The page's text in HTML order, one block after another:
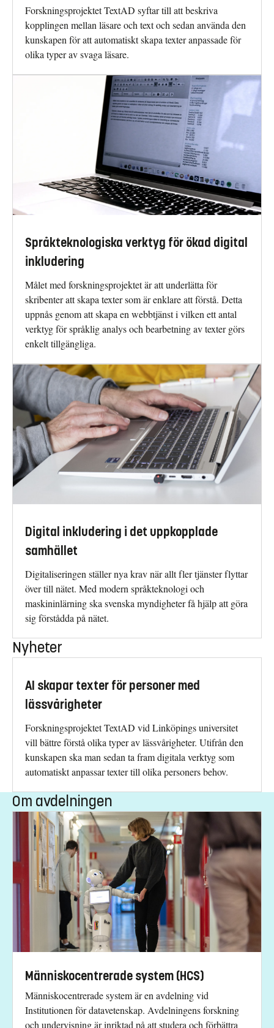
Forskningsprojektet TextAD syftar till att beskriva
kopplingen mellan läsare och text och sedan använda den
kunskapen för att automatiskt skapa texter anpassade för
olika typer av svaga läsare.
Språkteknologiska verktyg för ökad digital
inkludering
Målet med forskningsprojektet är att underlätta för
skribenter att skapa texter som är enklare att förstå. Detta
uppnås genom att skapa en webbtjänst i vilken ett antal
verktyg för språklig analys och bearbetning av texter görs
enkelt tillgängliga.
Digital inkludering i det uppkopplade
samhället
Digitaliseringen ställer nya krav när allt fler tjänster flyttar
över till nätet. Med modern språkteknologi och
maskininlärning ska svenska myndigheter få hjälp att göra
sig förstådda på nätet.
Nyheter
AI skapar texter för personer med
lässvårigheter
Forskningsprojektet TextAD vid Linköpings universitet
vill bättre förstå olika typer av lässvårigheter. Utifrån den
kunskapen ska man sedan ta fram digitala verktyg som
automatiskt anpassar texter till olika personers behov.
Om avdelningen
Människocentrerade system (HCS)
Människocentrerade system är en avdelning vid
Institutionen för datavetenskap. Avdelningens forskning
och undervisning är inriktad på att studera och förbättra